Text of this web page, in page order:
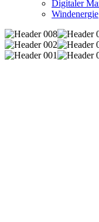
Digitaler
Windenergie